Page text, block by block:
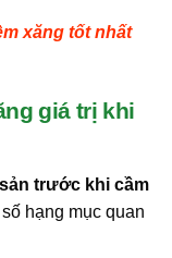
xăng tốt nhất
giá trị khi
trước khi cầm
hạng mục quan